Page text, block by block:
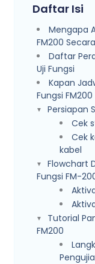
Daftar Isi
Mengapa
FM200
Daftar
Uji Fungsi
Kapan
Fungsi FM200
Persiapan
Cek
Cek
kabel
Flowchart
Fungsi FM-
Tutorial
FM200